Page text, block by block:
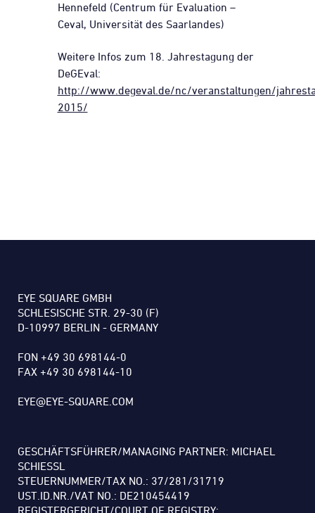
Hennefeld (Centrum für Evaluation –
Ceval, Universität des Saarlandes)
Weitere Infos zum 18. Jahrestagung der
DeGEval:
http://www.degeval.de/nc/veranstaltungen/
2015/
EYE SQUARE GMBH
SCHLESISCHE STR. 29-30 (F)
D-10997 BERLIN - GERMANY
FON +49 30 698144-0
FAX +49 30 698144-10
EYE@EYE-SQUARE.COM
GESCHÄFTSFÜHRER/MANAGING PARTNER: MICHAEL
SCHIESSL
STEUERNUMMER/TAX NO.: 37/281/31719
UST.ID.NR./VAT NO.: DE210454419
REGISTERGERICHT/COURT OF REGISTRY: